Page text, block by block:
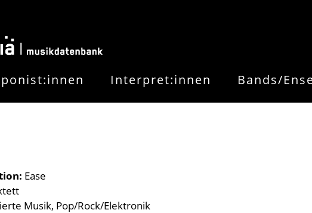
Interpret:innen Bands/
Ease
Musik Pop/Rock/Elektronik